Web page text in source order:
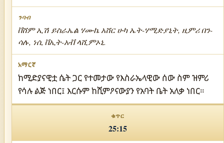
ቨሸም ኢሽ ይስራኤል ሃሙኬ አሸር ሁካ ኤት-ሃሚድያኒት, ዚምሪ በን-
ሳሉ, ነሲ ቨኢት-አቭ ላሺምኦኒ.
ከሚድያናዊቷ ሴት ጋር የተመታው የእስራኤላዊው ሰው ስም ዝምሪ
የሳሉ ልጅ ነበር፤ እርሱም ከሺምዖናውያን የአባት ቤት አለቃ ነበር።
25:15